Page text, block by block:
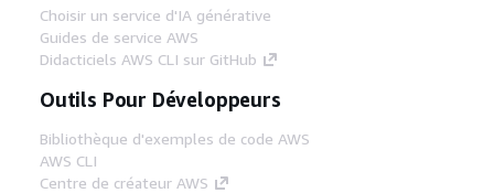
Choisir un service d'IA générative
Guides de service AWS
Didacticiels AWS CLI sur GitHub
Outils Pour Développeurs
Bibliothèque d'exemples de code AWS
AWS CLI
Centre de créateur AWS